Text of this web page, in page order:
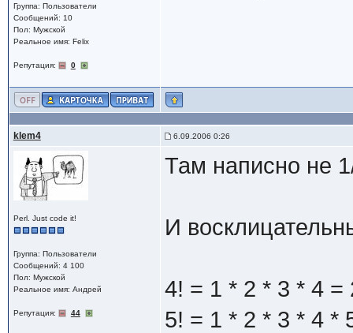
Группа: Пользователи
Сообщений: 10
Пол: Мужской
Реальное имя: Felix
Репутация: 0
klem4 6.09.2006 0:26
Perl. Just code it!
Группа: Пользователи
Сообщений: 4 100
Пол: Мужской
Реальное имя: Андрей
Репутация: 44
Там написно не
И
4! = 1 * 2 * 3 * 4 =
5! = 1 * 2 * 3 * 4 *